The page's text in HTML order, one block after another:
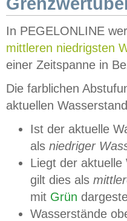
In PEGELONLINE
mittleren niedrigsten
einer Zeitspanne in
Die farblichen
aktuellen
Ist der aktuelle
als niedriger
Liegt der
gilt dies als
mit Grün
Wasserstände